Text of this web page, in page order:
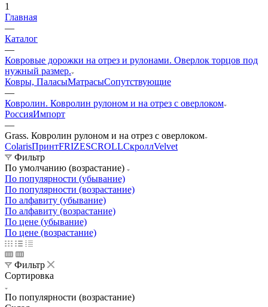
1
Главная
—
Каталог
—
Ковровые дорожки на отрез и рулонами. Оверлок торцов под
нужный размер.
Ковры, ПаласыМатрасыСопутствующие
—
Ковролин. Ковролин рулоном и на отрез с оверлоком
РоссияИмпорт
—
Grass. Ковролин рулоном и на отрез с оверлоком
ColarisПринтFRIZESCROLLСкроллVelvet
Фильтр
По умолчанию (возрастание)
По популярности (убывание)
По популярности (возрастание)
По алфавиту (убывание)
По алфавиту (возрастание)
По цене (убывание)
По цене (возрастание)
Фильтр
Сортировка
По популярности (возрастание)